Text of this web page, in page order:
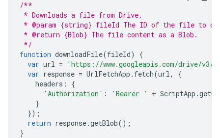
/**
* Downloads a file from Drive.
* @param {string} fileId The ID of the file to
* @return {Blob} The file content as a Blob.
*/
function downloadFile(fileId)
{
var url =
'https://www.googleapis.com/drive/
var response = UrlFetchApp . fetch(url,
{
headers :
{
'Authorization' : 'Bearer ' + ScriptApp .
}
});
return response.getBlob();
}